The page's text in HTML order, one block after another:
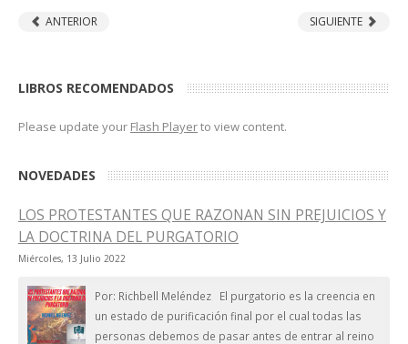
ANTERIOR SIGUIENTE
LIBROS RECOMENDADOS
Please update your Flash Playerto view content.
NOVEDADES
LOS PROTESTANTES QUE RAZONAN SIN PREJUICIOS Y
LA DOCTRINA DEL PURGATORIO
Miércoles, 13 Julio 2022
Por: Richbell Meléndez El purgatorio es la creencia en
un estado de purificación final por el cual todas las
personas debemos de pasar antes de entrar al reino